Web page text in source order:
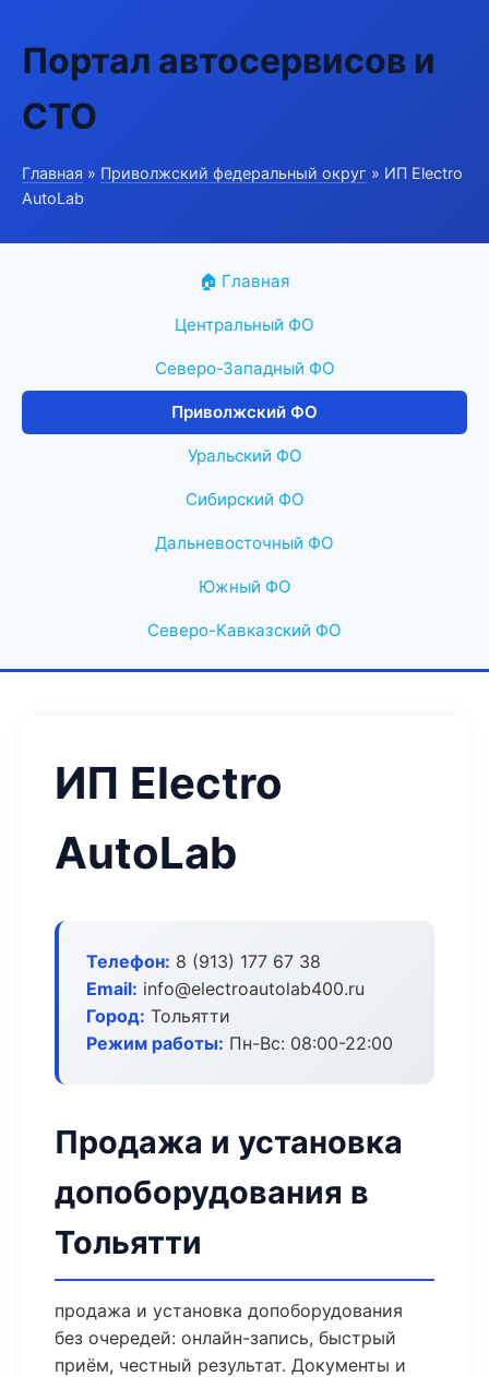
Портал автосервисов и
СТО
Главная » Приволжский федеральный округ » ИП Electro
AutoLab
🏠 Главная
Центральный ФО
Северо-Западный ФО
Приволжский ФО
Уральский ФО
Сибирский ФО
Дальневосточный ФО
Южный ФО
Северо-Кавказский ФО
ИП Electro
AutoLab
Телефон: 8 (913) 177 67 38
Email: info@electroautolab400.ru
Город: Тольятти
Режим работы: Пн-Вс: 08:00-22:00
Продажа и установка
допоборудования в
Тольятти
продажа и установка допоборудования
без очередей: онлайн-запись, быстрый
приём, честный результат. Документы и